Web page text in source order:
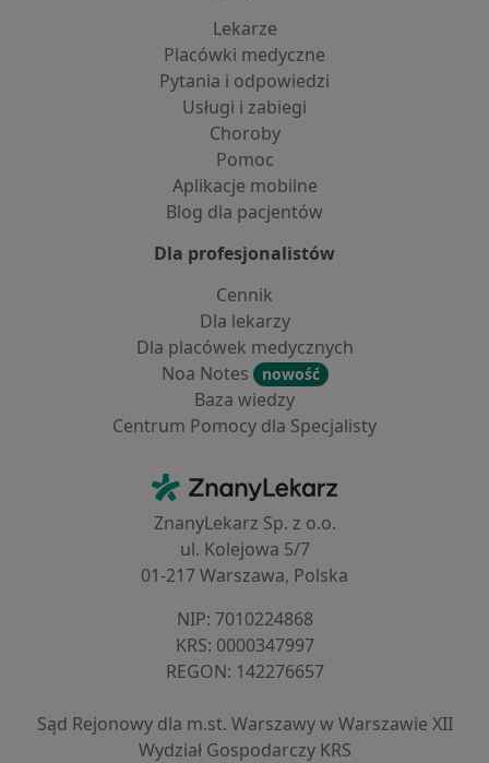
Lekarze
Placówki medyczne
Pytania i odpowiedzi
Usługi i zabiegi
Choroby
Pomoc
Aplikacje mobilne
Blog dla pacjentów
Dla profesjonalistów
Cennik
Dla lekarzy
Dla placówek medycznych
Noa Notes
nowość
Baza wiedzy
Centrum Pomocy dla Specjalisty
ZnanyLekarz - Strona główna
ZnanyLekarz Sp. z o.o.
ul. Kolejowa 5/7
01-217 Warszawa, Polska
NIP: ⁠7010224868
KRS: ⁠0000347997
REGON: ⁠142276657
Sąd Rejonowy dla m.st. Warszawy w Warszawie XII
Wydział Gospodarczy KRS